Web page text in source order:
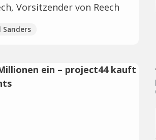
Vorsitzender von Reech
Sanders